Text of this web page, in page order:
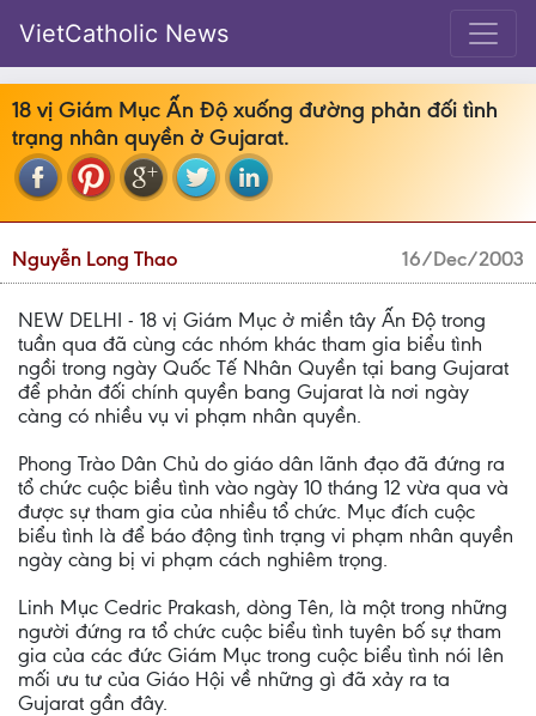
VietCatholic News
18 vị Giám Mục Ấn Ðộ xuống đường phản đối tình
trạng nhân quyền ở Gujarat.
Nguyễn Long Thao 16/Dec/2003
NEW DELHI - 18 vị Giám Mục ở miền tây Ấn Ðộ trong
tuần qua đã cùng các nhóm khác tham gia biểu tình
ngồi trong ngày Quốc Tế Nhân Quyền tại bang Gujarat
để phản đối chính quyền bang Gujarat là nơi ngày
càng có nhiều vụ vi phạm nhân quyền.
Phong Trào Dân Chủ do giáo dân lãnh đạo đã đứng ra
tổ chức cuộc biều tình vào ngày 10 tháng 12 vừa qua và
được sự tham gia của nhiều tổ chức. Mục đích cuộc
biểu tình là để báo động tình trạng vi phạm nhân quyền
ngày càng bị vi phạm cách nghiêm trọng.
Linh Mục Cedric Prakash, dòng Tên, là một trong những
người đứng ra tổ chức cuộc biểu tình tuyên bố sự tham
gia của các đức Giám Mục trong cuộc biểu tình nói lên
mối ưu tư của Giáo Hội về những gì đã xảy ra ta
Gujarat gần đây.